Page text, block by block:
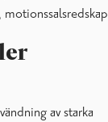
motionssalsredskap
av starka